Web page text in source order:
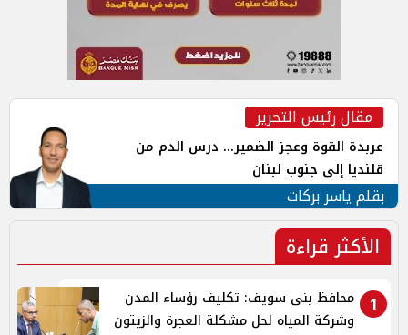
مقال رئيس التحرير
عربدة القوة وعجز الضمير... درس الدم من
قلنديا إلى جنوب لبنان
بقلم ياسر بركات
الأكثر قراءة
1
محافظ بنى سويف: تكليف رؤساء المدن
وشركة المياه لحل مشكلة العجرة والزيتون